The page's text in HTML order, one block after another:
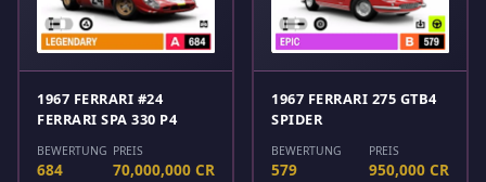
1967 FERRARI #24
FERRARI SPA 330 P4
BEWERTUNG
684
PREIS
70,000,000 CR
1967 FERRARI 275 GTB4
SPIDER
BEWERTUNG
579
PREIS
950,000 CR